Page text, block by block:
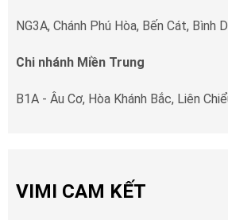
NG3A, Chánh Phú Hòa, Bến Cát, Bình
Chi nhánh Miền Trung
B1A - Âu Cơ, Hòa Khánh Bắc, Liên
VIMI CAM KẾT